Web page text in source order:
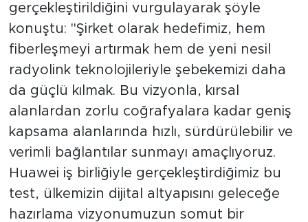
gerçekleştirildiğini vurgulayarak şöyle
konuştu: "Şirket olarak hedefimiz, hem
fiberleşmeyi artırmak hem de yeni nesil
radyolink teknolojileriyle şebekemizi daha
da güçlü kılmak. Bu vizyonla, kırsal
alanlardan zorlu coğrafyalara kadar geniş
kapsama alanlarında hızlı, sürdürülebilir ve
verimli bağlantılar sunmayı amaçlıyoruz.
Huawei iş birliğiyle gerçekleştirdiğimiz bu
test, ülkemizin dijital altyapısını geleceğe
hazırlama vizyonumuzun somut bir